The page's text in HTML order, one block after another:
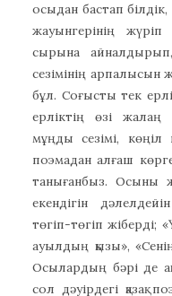
осыдан бастап
жауынгерінің
сырына
сезімінің арпалысын
бұл. Соғысты тек
ерліктің өзі жалаң
мұңды сезімі, көңіл
поэмадан алғаш
танығанбыз. Осыны
екендігін
төгіп-төгіп жіберді;
ауылдың қызы»,
Осылардың бәрі де
сол дәуірдегі қазақ